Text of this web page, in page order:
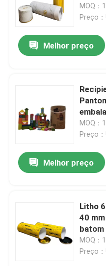
MOQ：
Preço
Melhor preço
MOQ：
Preço
Melhor preço
Litho
40
batom
MOQ：
Preço